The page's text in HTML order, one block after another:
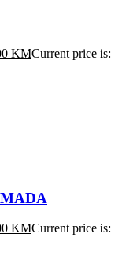
KMCurrent price is:
KMCurrent price is: